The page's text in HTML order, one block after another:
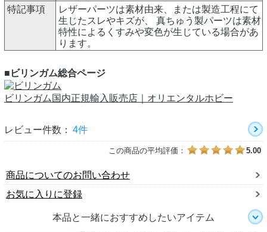
特記事項
レザーパーツは素材由来、または製造工程にて
生じたスレやキズが、 真ちゅう製パーツは素材
特性によるくすみや変色が生じている場合があ
ります。
■ビリンガム総合ページ
ビリンガム国内正規輸入販売店｜オリエンタルホビー
レビュー件数： 4件
この商品の平均評価： 5.00
商品についてのお問い合わせ
お気に入りに登録
本品と一緒におすすめしたいアイテム